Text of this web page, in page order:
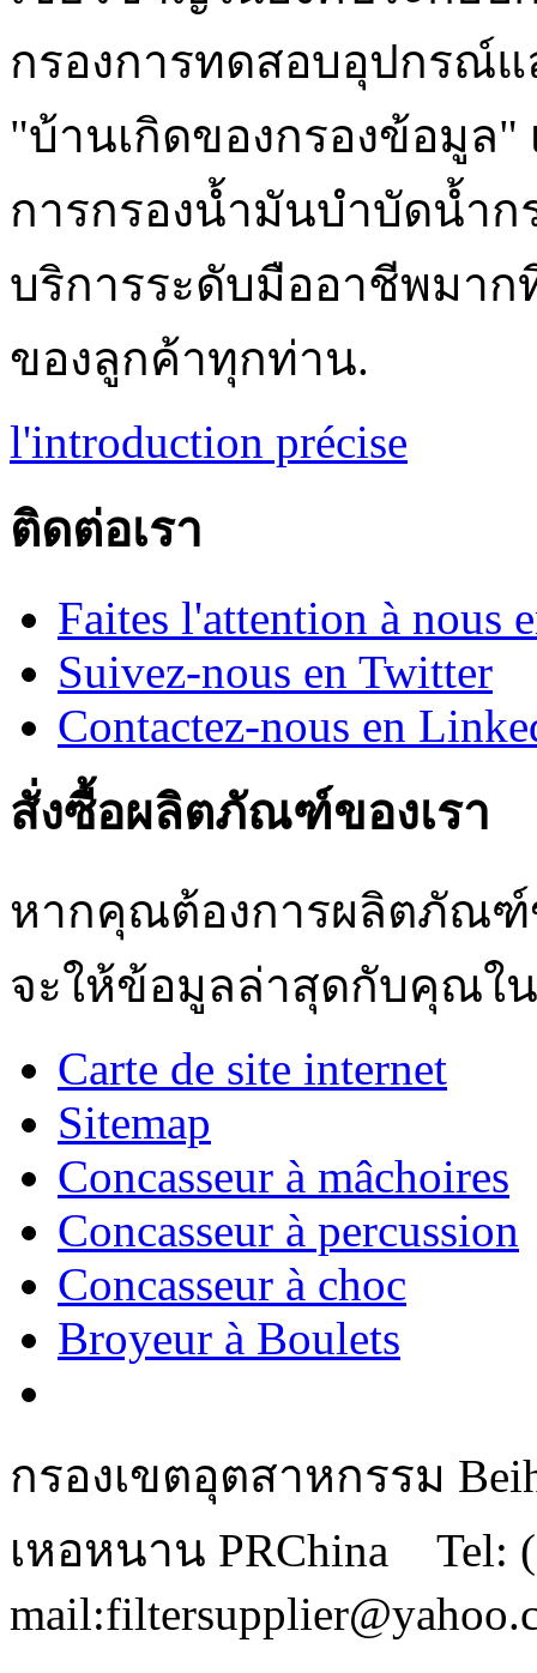
กรองการทดสอบอุปกรณ์
"บ้านเกิดของกรองข้อมูล
การกรองน้ำมันบำบัดน้ำก
บริการระดับมืออาชีพมาก
ของลูกค้าทุกท่าน.
l'introduction précise
ติดต่อเรา
Faites l'attention à nous
Suivez-nous en Twitter
Contactez-nous en
สั่งซื้อผลิตภัณฑ์ของเรา
หากคุณต้องการผลิตภัณฑ์ข
จะให้ข้อมูลล่าสุดกับคุณใ
Carte de site internet
Sitemap
Concasseur à mâchoires
Concasseur à percussion
Concasseur à choc
Broyeur à Boulets
กรองเขตอุตสาหกรรม
เหอหนาน PRChina Tel: